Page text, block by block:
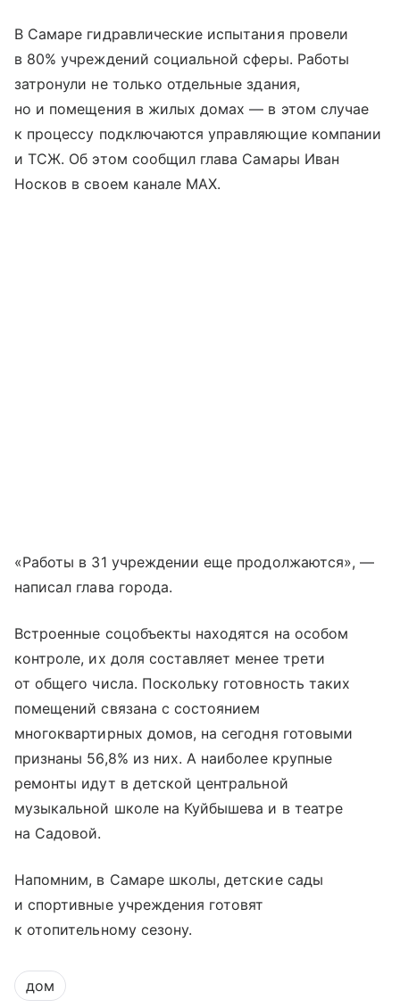
В Самаре гидравлические испытания провели
в 80% учреждений социальной сферы. Работы
затронули не только отдельные здания,
но и помещения в жилых домах — в этом случае
к процессу подключаются управляющие компании
и ТСЖ. Об этом сообщил глава Самары Иван
Носков в своем канале МАХ.
«Работы в 31 учреждении еще продолжаются», —
написал глава города.
Встроенные соцобъекты находятся на особом
контроле, их доля составляет менее трети
от общего числа. Поскольку готовность таких
помещений связана с состоянием
многоквартирных домов, на сегодня готовыми
признаны 56,8% из них. А наиболее крупные
ремонты идут в детской центральной
музыкальной школе на Куйбышева и в театре
на Садовой.
Напомним, в Самаре школы, детские сады
и спортивные учреждения готовят
к отопительному сезону.
дом